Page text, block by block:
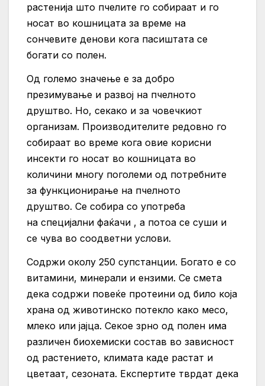
растенија што пчелите го собираат и го
носат во кошницата за време на
сончевите денови кога пасиштата се
богати со полен.
Од големо значење е за добро
презимување и развој на пчелното
друштво. Но, секако и за човечкиот
организам. Производителите редовно го
собираат во време кога овие корисни
инсекти го носат во кошницата во
количини многу поголеми од потребните
за функционирање на пчелното
друштво. Се собира со употреба
на специјални фаќачи , а потоа се суши и
се чува во соодветни услови.
Содржи околу 250 супстанции. Богато е со
витамини, минерали и ензими. Се смета
дека содржи повеќе протеини од било која
храна од животинско потекло како месо,
млеко или јајца. Секое зрно од полен има
различен биохемиски состав во зависност
од растението, климата каде растат и
цветаат, сезоната. Експертите тврдат дека